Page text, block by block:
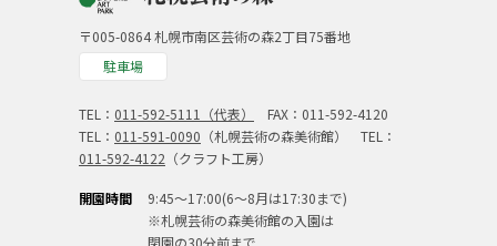
〒005-0864 札幌市南区芸術の森2丁目75番地
駐車場
TEL： 011-592-5111（代表）
FAX：011-592-4120
TEL： 011-591-0090 （札幌芸術の森美術館） TEL：
011-592-4122 （クラフト工房）
開園時間
9:45～17:00(6～8月は17:30まで)
※札幌芸術の森美術館の入園は
閉園の30分前まで